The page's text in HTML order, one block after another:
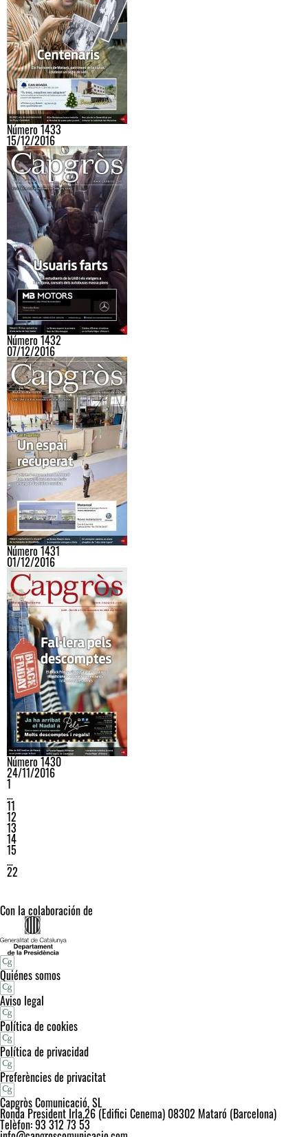
Número 1433
15/12/2016
Número 1432
07/12/2016
Número 1431
01/12/2016
Número 1430
24/11/2016
1
…
11
12
13
14
15
…
22
Con la colaboración de
Quiénes somos
Aviso legal
Política de cookies
Política de privacidad
Preferències de privacitat
Capgròs Comunicació, SL
Ronda President Irla,26 (Edifici Cenema) 08302 Mataró (Barcelona)
Telèfon: 93 312 73 53